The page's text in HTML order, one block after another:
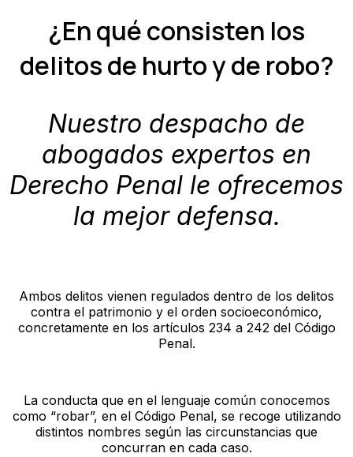
¿En qué consisten los
delitos de hurto y de robo?
Nuestro despacho de
abogados expertos en
Derecho Penal le ofrecemos
la mejor defensa.
Ambos delitos vienen regulados dentro de los delitos
contra el patrimonio y el orden socioeconómico,
concretamente en los artículos 234 a 242 del Código
Penal.
La conducta que en el lenguaje común conocemos
como “robar”, en el Código Penal, se recoge utilizando
distintos nombres según las circunstancias que
concurran en cada caso.